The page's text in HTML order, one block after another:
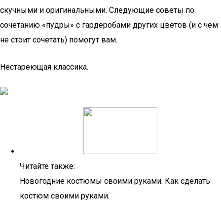
скучными и оригинальными. Следующие советы по
сочетанию «пудры» с гардеробами других цветов (и с чем
не стоит сочетать) помогут вам.
Нестареющая классика.
Читайте также:
Новогодние костюмы своими руками. Как сделать
костюм своими руками.